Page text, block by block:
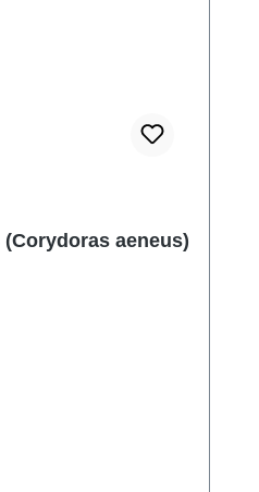
aeneus)